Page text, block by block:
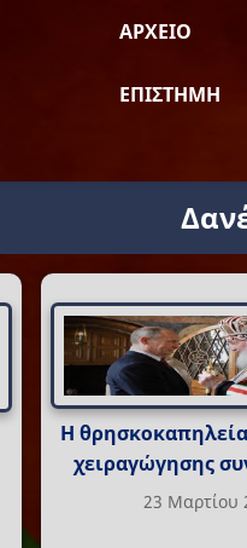
ΑΡΧΕΊΟ
ΕΠΙΣΤΉΜΗ
Η
χειραγώγησης
23 Μαρτίου